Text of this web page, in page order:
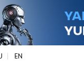
EN